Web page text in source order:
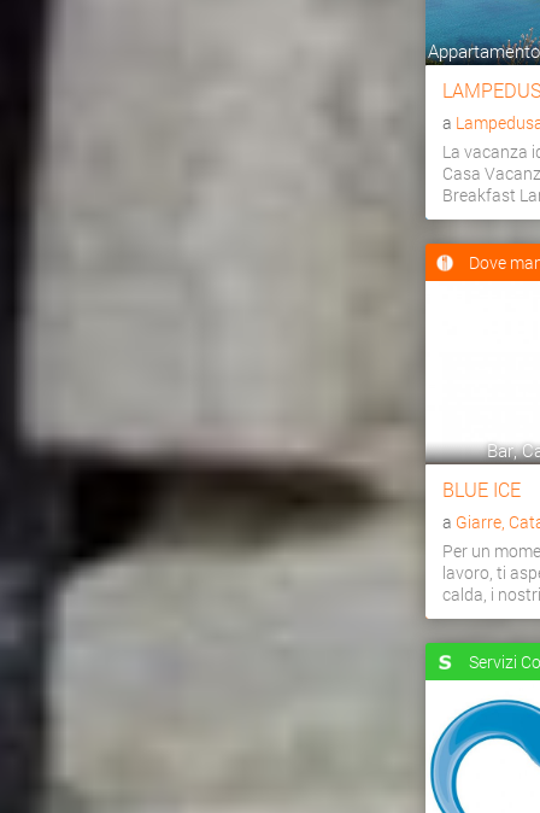
a
La vacanza
Casa
Breakfast
Dove
Bar,
BLUE ICE
a Giarre,
Per un
lavoro, ti
calda, i
Servizi